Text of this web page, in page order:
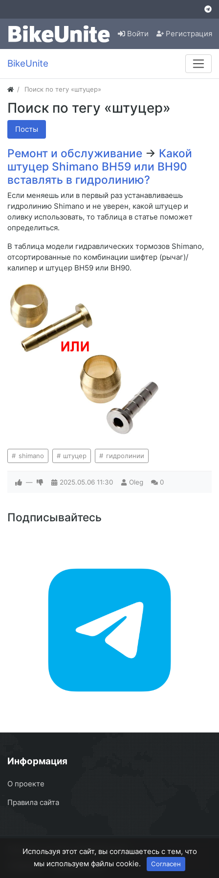
Войти Регистрация
BikeUnite
Поиск по тегу «штуцер»
Поиск по тегу «штуцер»
Посты
Ремонт и обслуживание → Какой
штуцер Shimano BH59 или BH90
вставлять в гидролинию?
Если меняешь или в первый раз устанавливаешь
гидролинию Shimano и не уверен, какой штуцер и
оливку использовать, то таблица в статье поможет
определиться.
В таблица модели гидравлических тормозов Shimano,
отсортированные по комбинации шифтер (рычаг)/
калипер и штуцер BH59 или BH90.
shimano штуцер гидролинии
— 2025.05.06 11:30 Oleg 0
Подписывайтесь
Информация
О проекте
Правила сайта
BikeUnite © 2022-2025 BikeUnite
О проекте
Правила сайта
Используя этот сайт, вы соглашаетесь с тем, что
мы используем файлы cookie.
Согласен